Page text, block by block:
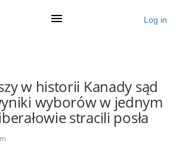
Log in
w historii Kanady sąd
wyborów w jednym
stracili posła